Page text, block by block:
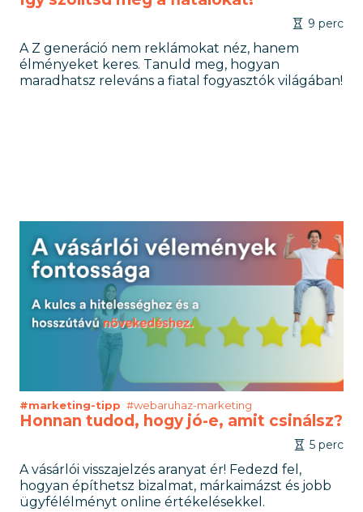
9 perc
A Z generáció nem reklámokat néz, hanem
élményeket keres. Tanuld meg, hogyan
maradhatsz releváns a fiatal fogyasztók világában!
#marketing-tipp #webaruhaz-marketing
Honnan tudod, hogy jó-e, amit csinálsz?
5 perc
A vásárlói visszajelzés aranyat ér! Fedezd fel,
hogyan építhetsz bizalmat, márkaimázst és jobb
ügyfélélményt online értékelésekkel.